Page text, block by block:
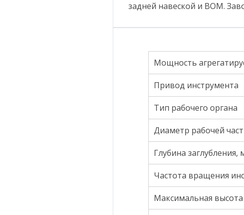
задней навеской и ВОМ.
Мощность
Привод инструмента
Тип рабочего органа
Диаметр рабочей
Глубина заглубления,
Частота вращения
Максимальная